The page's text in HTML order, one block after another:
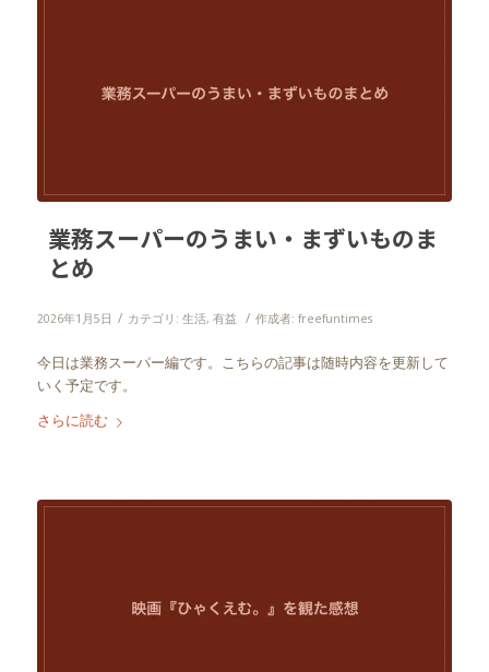
業務スーパーのうまい・まずいものま
とめ
2026年1月5日 / カテゴリ: 生活, 有益 / 作成者: freefuntimes
今日は業務スーパー編です。こちらの記事は随時内容を更新して
いく予定です。
さらに読む